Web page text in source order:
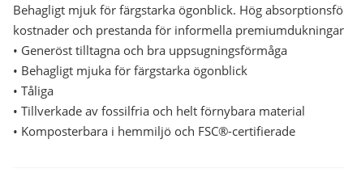
Behagligt mjuk för färgstarka ögonblick. Hög
kostnader och prestanda för informella
• Generöst tilltagna och bra uppsugningsförmåga
• Behagligt mjuka för färgstarka ögonblick
• Tåliga
• Tillverkade av fossilfria och helt förnybara material
• Komposterbara i hemmiljö och FSC®-certifierade